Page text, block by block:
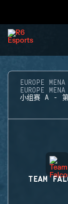
EUROPE
EUROPE
小组赛 A - 第
TEAM